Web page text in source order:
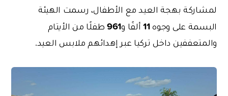
لمشاركة بهجة العيد مع الأطفال، رسمت الهيئة
البسمة على وجوه11 ألفًا و961 طفلًا من الأيتام
والمتعففين داخل تركيا عبر إهدائهم ملابس العيد.